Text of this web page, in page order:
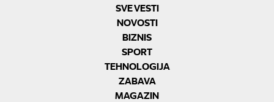
SVE VESTI
NOVOSTI
BIZNIS
SPORT
TEHNOLOGIJA
ZABAVA
MAGAZIN